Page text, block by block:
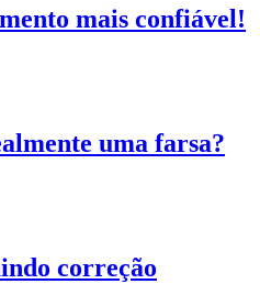
mais confiável!
uma farsa?
correção